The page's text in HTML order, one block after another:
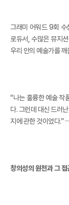
그래미 어워드 9회 수
로듀서, 수많은 뮤지
우리 안의 예술가를
“나는 훌륭한 예술 작
다. 그런데 대신 드러
지에 관한 것이었다.”
창의성의 원천과 그